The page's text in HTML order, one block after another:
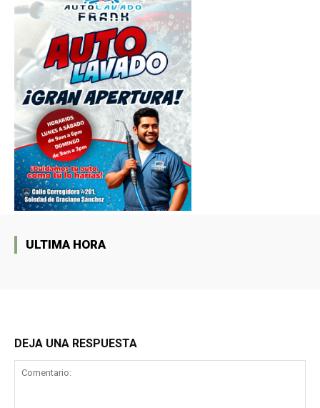
ULTIMA HORA
DEJA UNA RESPUESTA